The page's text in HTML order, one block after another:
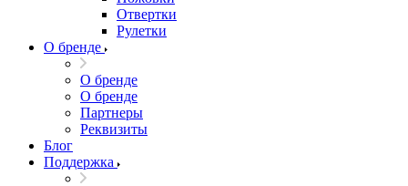
Отвертки
Рулетки
О бренде
О бренде
О бренде
Партнеры
Реквизиты
Блог
Поддержка